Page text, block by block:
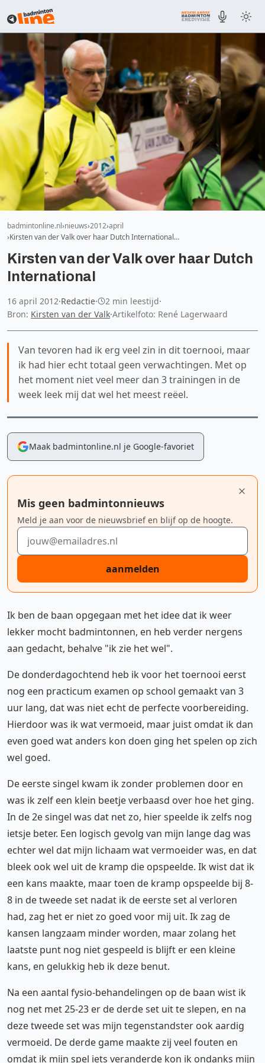
badmintonline.nl nieuws 2012 april
Kirsten van der Valk over haar Dutch International…
Kirsten van der Valk over haar Dutch
International
16 april 2012·Redactie· 2 min leestijd·
Bron: Kirsten van der Valk·Artikelfoto: René Lagerwaard
Van tevoren had ik erg veel zin in dit toernooi, maar
ik had hier echt totaal geen verwachtingen. Met op
het moment niet veel meer dan 3 trainingen in de
week leek mij dat wel het meest reëel.
Maak badmintonline.nl je Google-favoriet
Mis geen badmintonnieuws
Meld je aan voor de nieuwsbrief en blijf op de hoogte.
E-mailadres
aanmelden
Ik ben de baan opgegaan met het idee dat ik weer
lekker mocht badmintonnen, en heb verder nergens
aan gedacht, behalve "ik zie het wel".
De donderdagochtend heb ik voor het toernooi eerst
nog een practicum examen op school gemaakt van 3
uur lang, dat was niet echt de perfecte voorbereiding.
Hierdoor was ik wat vermoeid, maar juist omdat ik dan
even goed wat anders kon doen ging het spelen op zich
wel goed.
De eerste singel kwam ik zonder problemen door en
was ik zelf een klein beetje verbaasd over hoe het ging.
In de 2e singel was dat net zo, hier speelde ik zelfs nog
ietsje beter. Een logisch gevolg van mijn lange dag was
echter wel dat mijn lichaam wat vermoeider was, en dat
bleek ook wel uit de kramp die opspeelde. Ik wist dat ik
een kans maakte, maar toen de kramp opspeelde bij 8-
8 in de tweede set nadat ik de eerste set al verloren
had, zag het er niet zo goed voor mij uit. Ik zag de
kansen langzaam minder worden, maar zolang het
laatste punt nog niet gespeeld is blijft er een kleine
kans, en gelukkig heb ik deze benut.
Na een aantal fysio-behandelingen op de baan wist ik
nog net met 25-23 er de derde set uit te slepen, en na
deze tweede set was mijn tegenstandster ook aardig
vermoeid. De derde game maakte zij veel fouten en
omdat ik mijn spel iets veranderde kon ik ondanks mijn